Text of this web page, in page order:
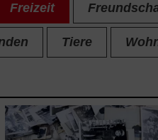
Freizeit
Tiere